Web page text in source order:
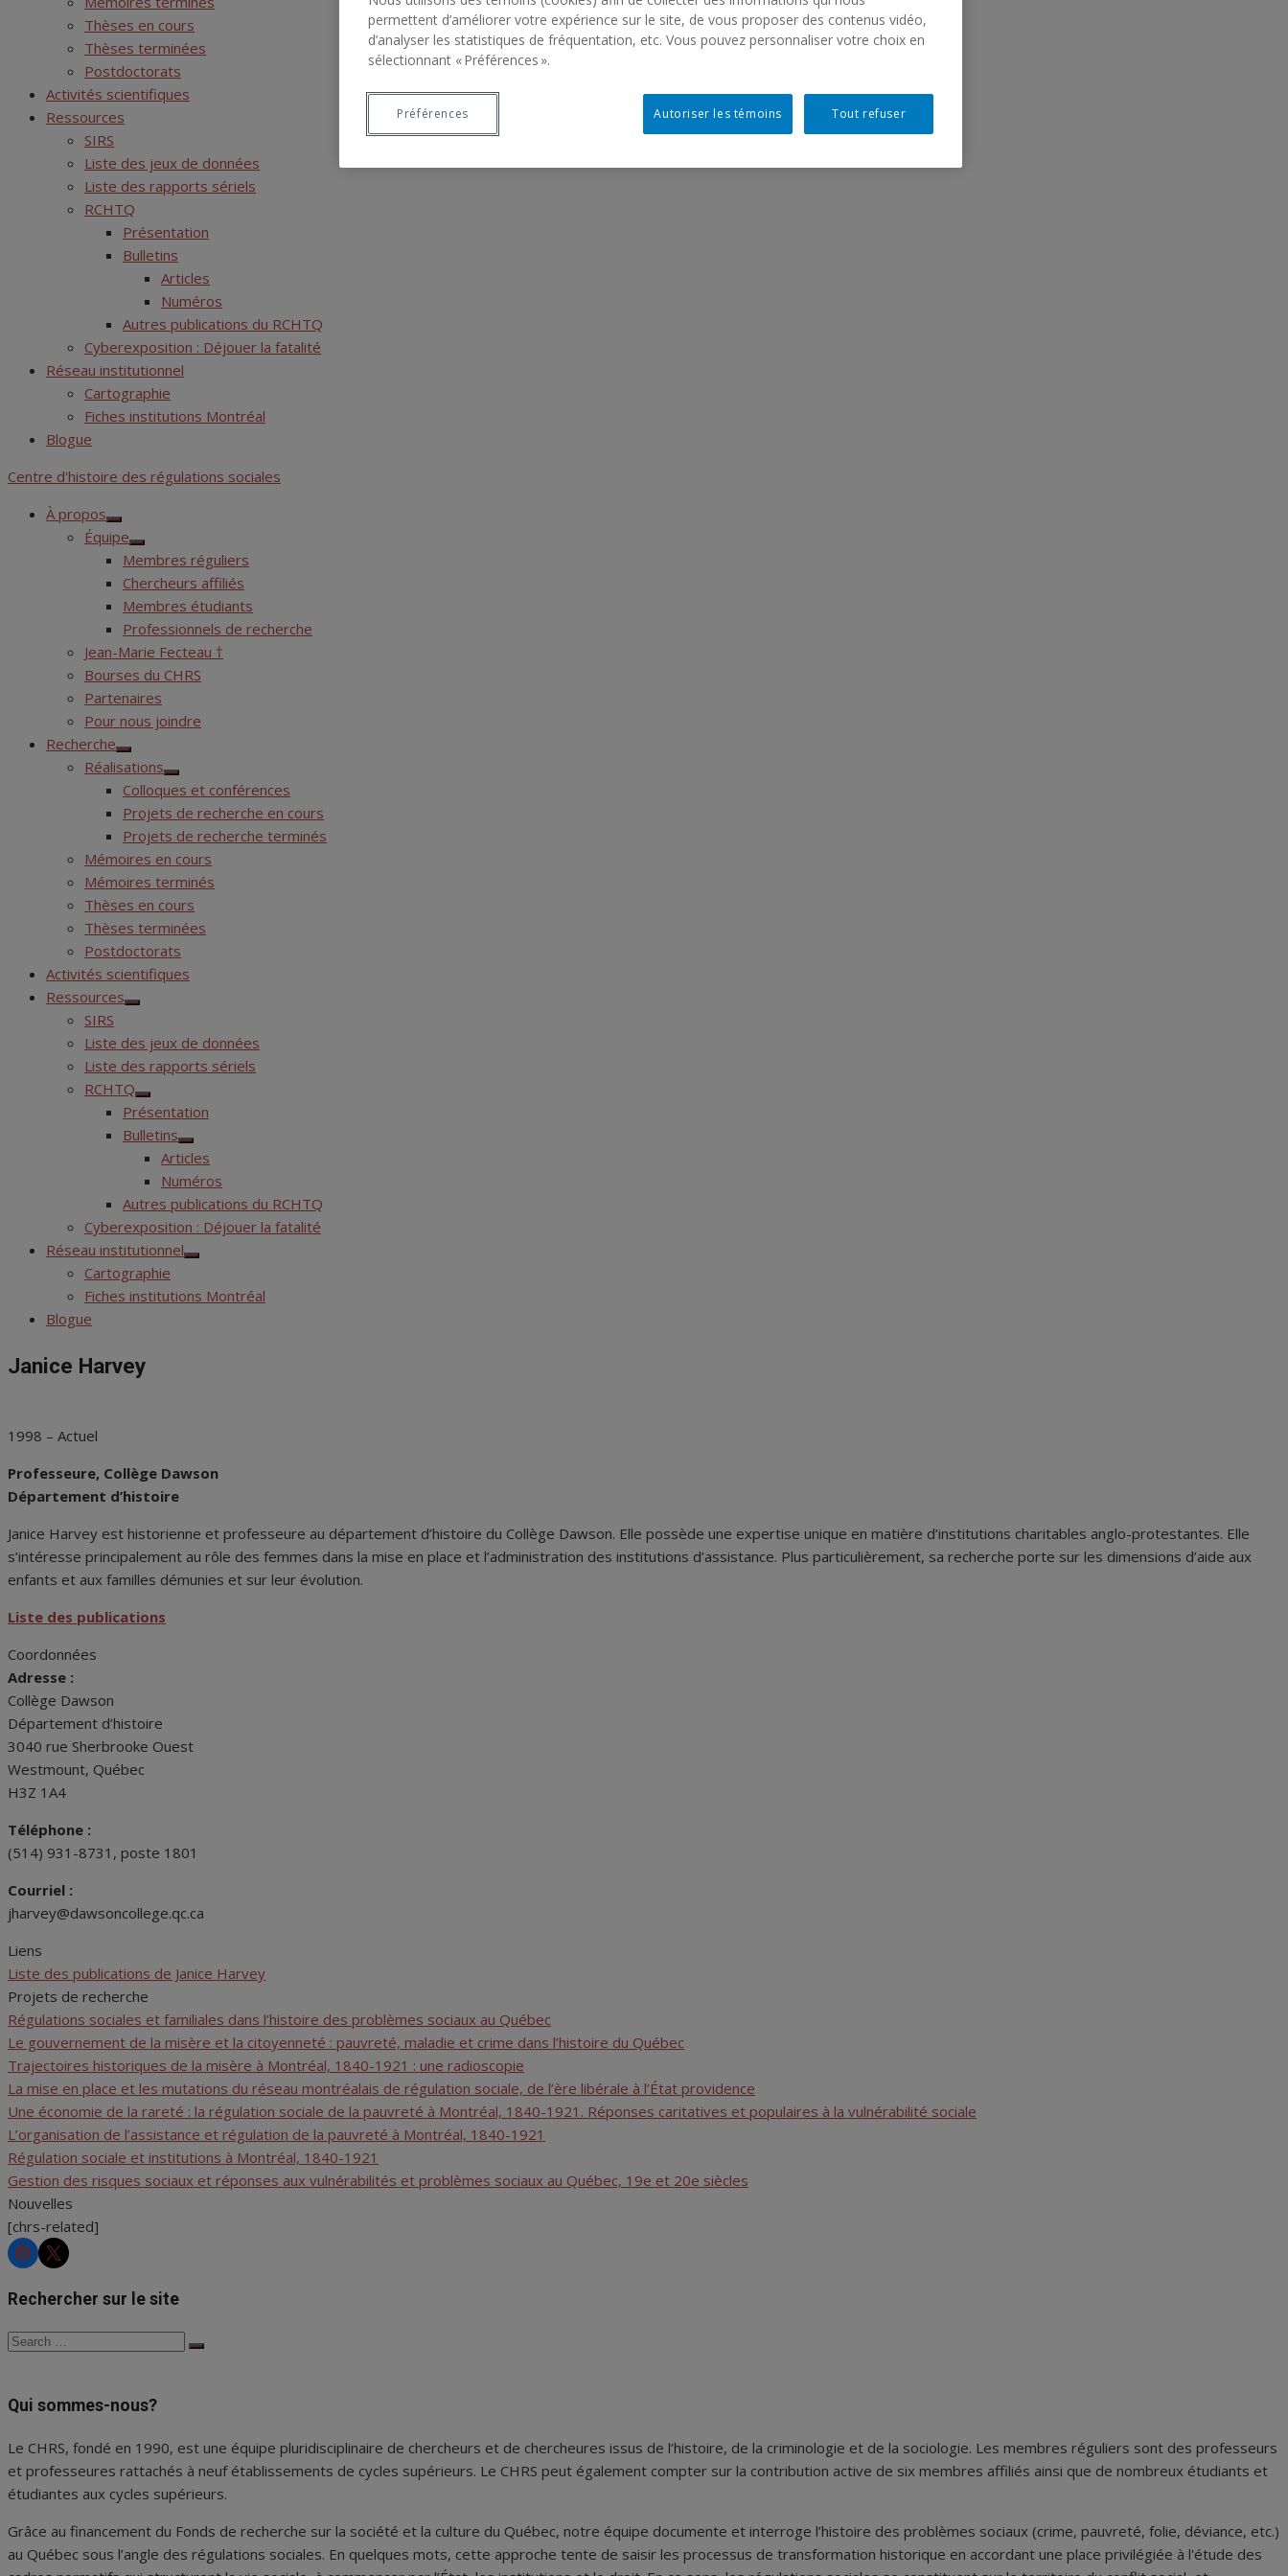
Thèses en cours
Thèses terminées
Postdoctorats
Activités scientifiques
Ressources
SIRS
Liste des jeux de données
Liste des rapports sériels
RCHTQ
Présentation
Bulletins
Articles
Numéros
Autres publications du RCHTQ
Cyberexposition : Déjouer la fatalité
Réseau institutionnel
Cartographie
Fiches institutions Montréal
Blogue
Centre d'histoire des régulations sociales
À propos
Show
sub
menu
Équipe
Show
sub
menu
Membres réguliers
Chercheurs affiliés
Membres étudiants
Professionnels de recherche
Jean-Marie Fecteau †
Bourses du CHRS
Partenaires
Pour nous joindre
Recherche
Show
sub
menu
Réalisations
Show
sub
menu
Colloques et conférences
Projets de recherche en cours
Projets de recherche terminés
Mémoires en cours
Mémoires terminés
Thèses en cours
Thèses terminées
Postdoctorats
Activités scientifiques
Ressources
Show
menu
SIRS
Liste des jeux de données
Liste des rapports sériels
RCHTQ
Show
sub
menu
Présentation
Bulletins
Show
sub
menu
Articles
Numéros
Autres publications du RCHTQ
Cyberexposition : Déjouer la fatalité
Réseau institutionnel
Show
menu
Cartographie
Fiches institutions Montréal
Blogue
Janice Harvey
1998 – Actuel
Professeure, Collège Dawson
Département d’histoire
Janice Harvey est historienne et professeure au département d’histoire du Collège Dawson. Elle possède une expertise unique en matière d’institutions charitables anglo-protestantes. Elle
s’intéresse principalement au rôle des femmes dans la mise en place et l’administration des institutions d’assistance. Plus particulièrement, sa recherche porte sur les dimensions d’aide aux
enfants et aux familles démunies et sur leur évolution.
Liste des publications
Coordonnées
Adresse :
Collège Dawson
Département d’histoire
3040 rue Sherbrooke Ouest
Westmount, Québec
H3Z 1A4
Téléphone :
(514) 931-8731, poste 1801
Courriel :
jharvey@dawsoncollege.qc.ca
Liens
Liste des publications de Janice Harvey
Projets de recherche
Régulations sociales et familiales dans l’histoire des problèmes sociaux au Québec
Le gouvernement de la misère et la citoyenneté : pauvreté, maladie et crime dans l’histoire du Québec
Trajectoires historiques de la misère à Montréal, 1840-1921 : une radioscopie
La mise en place et les mutations du réseau montréalais de régulation sociale, de l’ère libérale à l’État providence
Une économie de la rareté : la régulation sociale de la pauvreté à Montréal, 1840-1921. Réponses caritatives et populaires à la vulnérabilité sociale
L’organisation de l’assistance et régulation de la pauvreté à Montréal, 1840-1921
Régulation sociale et institutions à Montréal, 1840-1921
Gestion des risques sociaux et réponses aux vulnérabilités et problèmes sociaux au Québec, 19e et 20e siècles
Nouvelles
[chrs-related]
CHRSCHRS
Rechercher sur le site
Search
Search
Qui sommes-nous?
Le CHRS, fondé en 1990, est une équipe pluridisciplinaire de chercheurs et de chercheures issus de l’histoire, de la criminologie et de la sociologie. Les membres réguliers sont des professeurs
et professeures rattachés à neuf établissements de cycles supérieurs. Le CHRS peut également compter sur la contribution active de six membres affiliés ainsi que de nombreux étudiants et
étudiantes aux cycles supérieurs.
Grâce au financement du Fonds de recherche sur la société et la culture du Québec, notre équipe documente et interroge l’histoire des problèmes sociaux (crime, pauvreté, folie, déviance, etc.)
au Québec sous l’angle des régulations sociales. En quelques mots, cette approche tente de saisir les processus de transformation historique en accordant une place privilégiée à l'étude des
permettent d’améliorer votre expérience sur le site, de vous proposer des contenus vidéo,
d’analyser les statistiques de fréquentation, etc. Vous pouvez personnaliser votre choix en
sélectionnant « Préférences ».
Tout refuser
Autoriser les témoins
Préférences